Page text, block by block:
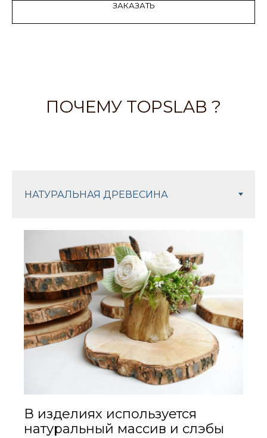
ЗАКАЗАТЬ
ПОЧЕМУ TOPSLAB ?
В изделиях используется
натуральный массив и слэбы